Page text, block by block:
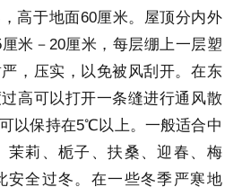
高于地面60厘米。屋顶分内外
米－20厘米，每层绷上一层塑
，压实，以免被风刮开。在东
高可以打开一条缝进行通风散
以保持在5℃以上。一般适合中
茉莉、栀子、扶桑、迎春、梅
安全过冬。在一些冬季严寒地